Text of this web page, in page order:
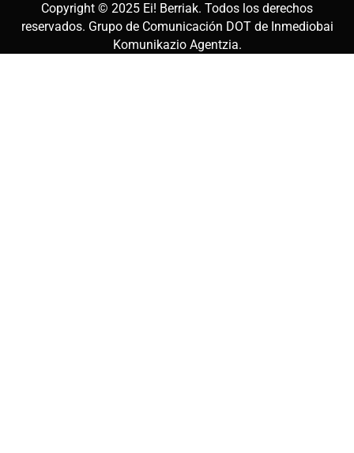
Copyright © 2025 Ei! Berriak. Todos los derechos
reservados. Grupo de Comunicación DOT de Inmediobai
Komunikazio Agentzia.